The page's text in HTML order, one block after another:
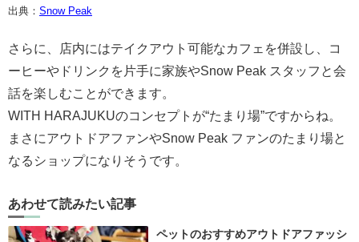
出典： Snow Peak
さらに、店内にはテイクアウト可能なカフェを併設し、コ
ーヒーやドリンクを片手に家族やSnow Peak スタッフと会
話を楽しむことができます。
WITH HARAJUKUのコンセプトが“たまり場”ですからね。
まさにアウトドアファンやSnow Peak ファンのたまり場と
なるショップになりそうです。
あわせて読みたい記事
ペットのおすすめアウトドアファッシ